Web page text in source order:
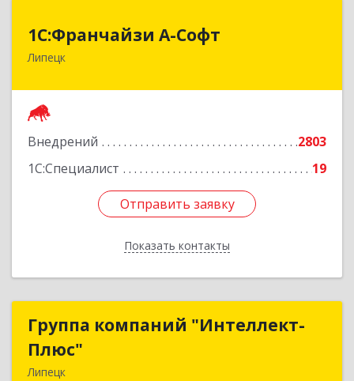
1С:Франчайзи А-Софт
Липецк
Внедрений
2803
1С:Специалист
19
Отправить заявку
Показать контакты
1С:Франчайзи А-Софт
398059, Липецкая обл, Липецк г, Фрунзе ул,
Отправить заявку
Назад
Группа компаний "Интеллект-
Плюс"
Липецк
Группа компаний "Интеллект-